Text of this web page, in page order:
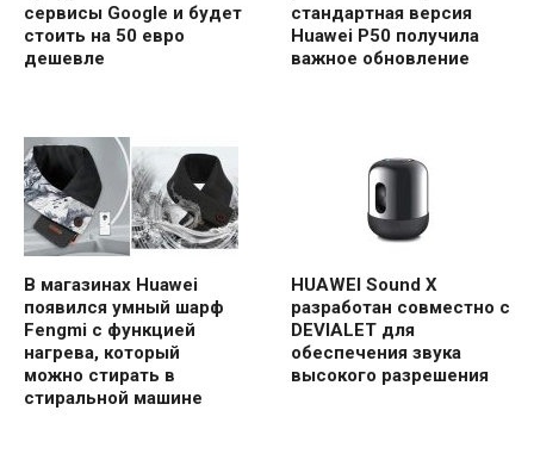
сервисы Google и будет
стоить на 50 евро
дешевле
стандартная версия
Huawei P50 получила
важное обновление
В магазинах Huawei
появился умный шарф
Fengmi с функцией
нагрева, который
можно стирать в
стиральной машине
HUAWEI Sound X
разработан совместно с
DEVIALET для
обеспечения звука
высокого разрешения